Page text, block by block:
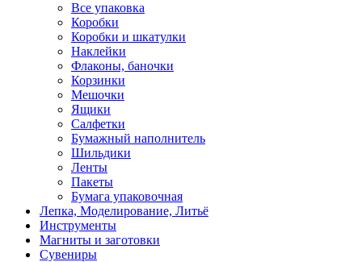
Все упаковка
Коробки
Коробки и шкатулки
Наклейки
Флаконы, баночки
Корзинки
Мешочки
Ящики
Салфетки
Бумажный наполнитель
Шильдики
Ленты
Пакеты
Бумага упаковочная
Лепка, Моделирование, Литьё
Инструменты
Магниты и заготовки
Сувениры